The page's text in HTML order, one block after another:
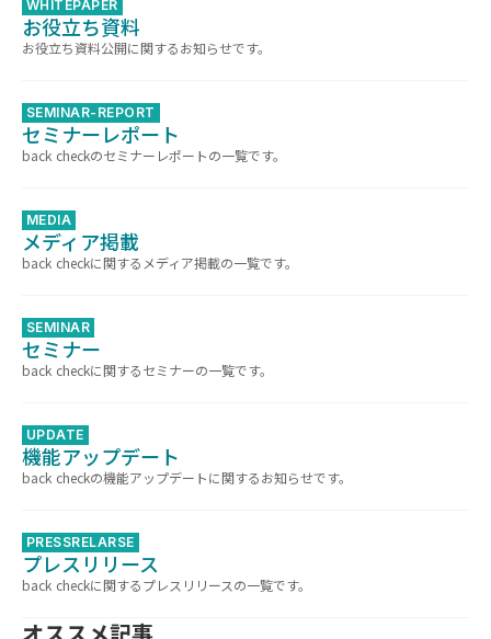
WHITEPAPER
お役立ち資料
お役立ち資料公開に関するお知らせです。
SEMINAR-REPORT
セミナーレポート
back checkのセミナーレポートの一覧です。
MEDIA
メディア掲載
back checkに関するメディア掲載の一覧です。
SEMINAR
セミナー
back checkに関するセミナーの一覧です。
UPDATE
機能アップデート
back checkの機能アップデートに関するお知らせです。
PRESSRELARSE
プレスリリース
back checkに関するプレスリリースの一覧です。